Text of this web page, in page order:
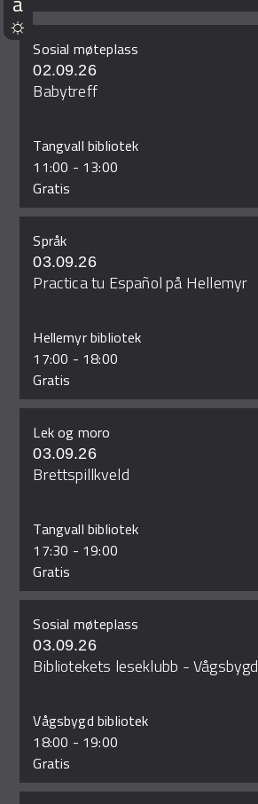
Sosial møteplass
02.09.26
Babytreff
Tangvall bibliotek
11:00 - 13:00
Gratis
Språk
03.09.26
Practica tu Español på Hellemyr
Hellemyr bibliotek
17:00 - 18:00
Gratis
Lek og moro
03.09.26
Brettspillkveld
Tangvall bibliotek
17:30 - 19:00
Gratis
Sosial møteplass
03.09.26
Bibliotekets leseklubb - Vågsbygd
Vågsbygd bibliotek
18:00 - 19:00
Gratis